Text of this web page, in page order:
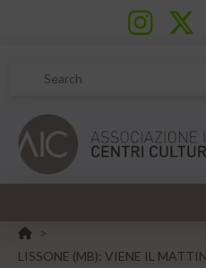
Search
HOME
>
LISSONE (MB): VIENE IL